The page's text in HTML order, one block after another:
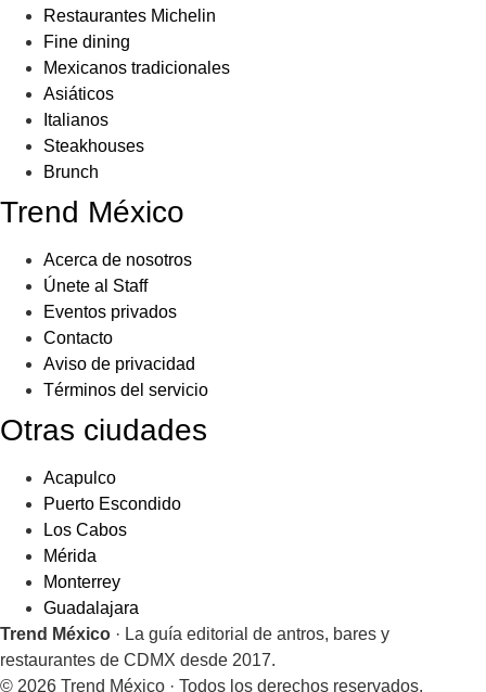
Restaurantes Michelin
Fine dining
Mexicanos tradicionales
Asiáticos
Italianos
Steakhouses
Brunch
Trend México
Acerca de nosotros
Únete al Staff
Eventos privados
Contacto
Aviso de privacidad
Términos del servicio
Otras ciudades
Acapulco
Puerto Escondido
Los Cabos
Mérida
Monterrey
Guadalajara
Trend México · La guía editorial de antros, bares y
restaurantes de CDMX desde 2017.
© 2026 Trend México · Todos los derechos reservados.